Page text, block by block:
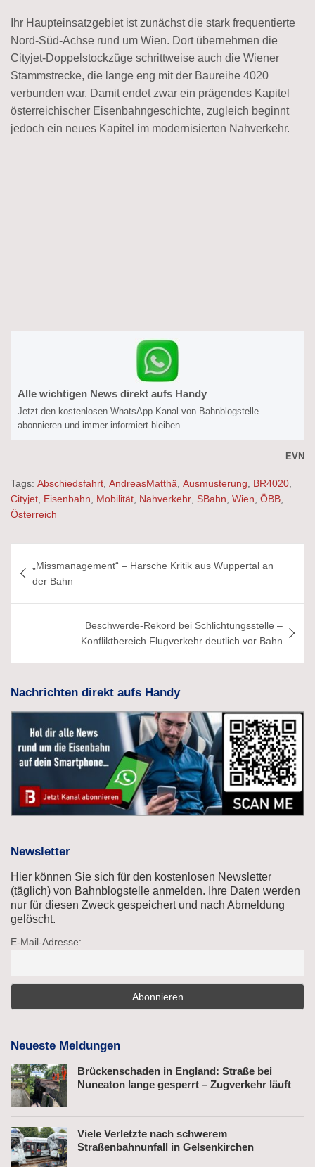
Ihr Haupteinsatzgebiet ist zunächst die stark frequentierte
Nord-Süd-Achse rund um Wien. Dort übernehmen die
Cityjet-Doppelstockzüge schrittweise auch die Wiener
Stammstrecke, die lange eng mit der Baureihe 4020
verbunden war. Damit endet zwar ein prägendes Kapitel
österreichischer Eisenbahngeschichte, zugleich beginnt
jedoch ein neues Kapitel im modernisierten Nahverkehr.
Alle wichtigen News direkt aufs Handy
Jetzt den kostenlosen WhatsApp-Kanal von Bahnblogstelle
abonnieren und immer informiert bleiben.
EVN
Tags: Abschiedsfahrt AndreasMatthä Ausmusterung BR4020
Cityjet Eisenbahn Mobilität Nahverkehr SBahn Wien ÖBB
Österreich
„Missmanagement“ – Harsche Kritik aus Wuppertal an
der Bahn
Beschwerde-Rekord bei Schlichtungsstelle –
Konfliktbereich Flugverkehr deutlich vor Bahn
Nachrichten direkt aufs Handy
Newsletter
Hier können Sie sich für den kostenlosen Newsletter
(täglich) von Bahnblogstelle anmelden. Ihre Daten werden
nur für diesen Zweck gespeichert und nach Abmeldung
gelöscht.
E-Mail-Adresse:
Neueste Meldungen
Brückenschaden in England: Straße bei
Nuneaton lange gesperrt – Zugverkehr läuft
Viele Verletzte nach schwerem
Straßenbahnunfall in Gelsenkirchen